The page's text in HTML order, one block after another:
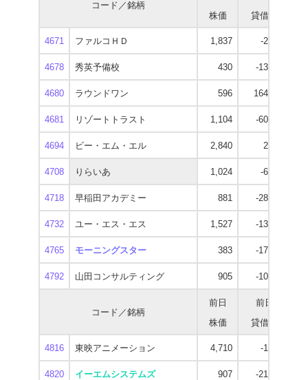
コード／銘柄
株価
貸借残
4671 ファルコＨＤ 1,837 -2,300
4678 秀英予備校 430 -13,000
4680 ラウンドワン 596 164,900
4681 リゾートトラスト 1,104 -60,300
4694 ビー・エム・エル 2,840 2,000
4708 りらいあ 1,024 -6,000
4718 早稲田アカデミー 881 -28,600
4732 ユー・エス・エス 1,527 -13,600
4765 モーニングスター 383 -17,900
4792 山田コンサルティング 905 -10,700
コード／銘柄
前日
株価
前日
貸借残
4816 東映アニメーション 4,710 -1,300
4820 イーエムシステムズ 907 -21,400